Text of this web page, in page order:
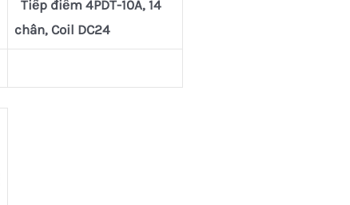
Tiếp điểm 4PDT-10A, 14
chân, Coil DC24